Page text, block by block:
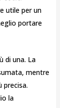
utile per un
portare
di una. La
mentre
precisa.
la